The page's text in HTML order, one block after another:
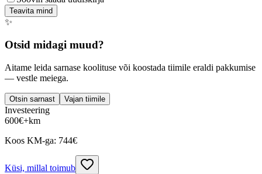
Teavita mind
✨
Otsid midagi muud?
Aitame leida sarnase koolituse või koostada tiimile eraldi pakkumise
— vestle meiega.
Otsin sarnast Vajan tiimile
Investeering
600€+km
Koos KM-ga: 744€
Küsi, millal toimub